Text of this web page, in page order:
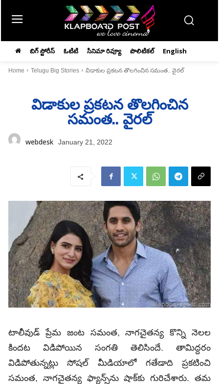
బిగ్ స్టోరీస్ ఓటిటి సినిమా రివ్యూ పొలిటికల్ English
Home Telugu Big Stories విడాకుల ప్రకటన తొలగించిన సమంత.. వైరల్‌
విడాకుల ప్రకటన తొలగించిన
సమంత.. వైరల్‌
webdesk January 21, 2022
టాలీవుడ్ ప్రేమ జంట సమంత, నాగచైతన్య కొన్ని నెలల
కిందట విడిపోయిన సంగతి తెలిసిందే. తామిద్దరం
విడిపోతున్నట్లు సోషల్ మీడియాలో గతేడాది ప్రకటించి
సమంత, నాగచైతన్య ఫ్యాన్స్‌ను షాక్‌కు గురిచేశారు. తమ